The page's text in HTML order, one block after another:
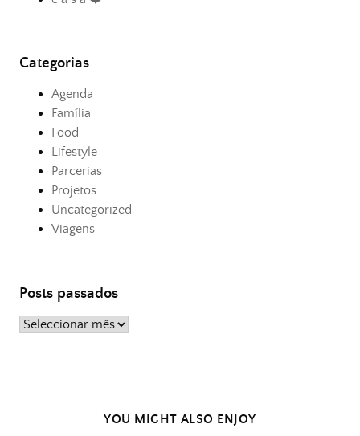
Categorias
Agenda
Família
Food
Lifestyle
Parcerias
Projetos
Uncategorized
Viagens
Posts passados
Posts
YOU MIGHT ALSO ENJOY